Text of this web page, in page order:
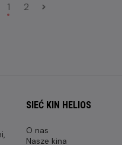
1 2
SIEĆ KIN HELIOS
O nas
Nasze kina